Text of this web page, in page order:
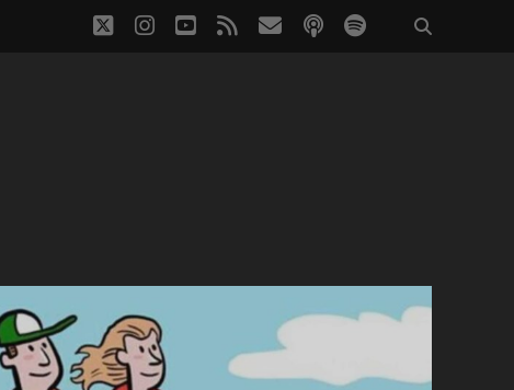
twitterinstagram
youtube
rss epostapodcastspotify